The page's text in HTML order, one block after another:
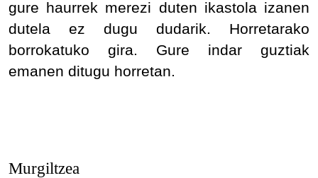
gure haurrek merezi duten ikastola izanen
dutela ez dugu dudarik. Horretarako
borrokatuko gira. Gure indar guztiak
emanen ditugu horretan.
Murgiltzea